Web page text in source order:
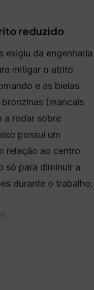
reduzido
exigiu da engenharia
mitigar o atrito
e as bielas
(mancais
a rodar sobre
possui um
relação ao centro
só para diminuir a
durante o trabalho.